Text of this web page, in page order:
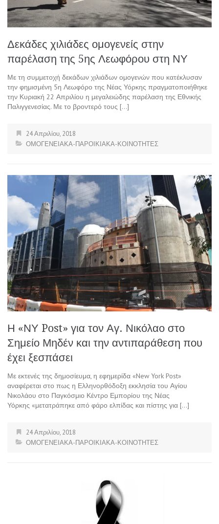
Δεκάδες χιλιάδες ομογενείς στην
παρέλαση της 5ης Λεωφόρου στη ΝΥ
Με τη συμμετοχή δεκάδων χιλιάδων ομογενών που κατέκλυσαν
την φημισμένη 5η Λεωφόρο της Νέας Υόρκης πραγματοποιήθηκε
την Κυριακή 22 Απριλίου η μεγαλειώδης παρέλαση της Εθνικής
Παλιγγενεσίας. Με το βροντερό τους […]
24 Απριλίου, 2018
ΟΜΟΓΕΝΕΙΑΚΑ-ΠΑΡΟΙΚΙΑΚΑ-ΚΟΙΝΟΤΗΤΕΣ
Η «ΝΥ Post» για τον Αγ. Νικόλαο στο
Σημείο Μηδέν και την αντιπαράθεση που
έχει ξεσπάσει
Με εκτενές της δημοσίευμα, η εφημερίδα «New York Post»
αναφέρεται στο πως η Ελληνορθόδοξη εκκλησία του Αγίου
Νικολάου στο Παγκόσμιο Κέντρο Εμπορίου της Νέας
Υόρκης «μετατράπηκε από φάρο ελπίδας και πίστης για […]
24 Απριλίου, 2018
ΟΜΟΓΕΝΕΙΑΚΑ-ΠΑΡΟΙΚΙΑΚΑ-ΚΟΙΝΟΤΗΤΕΣ